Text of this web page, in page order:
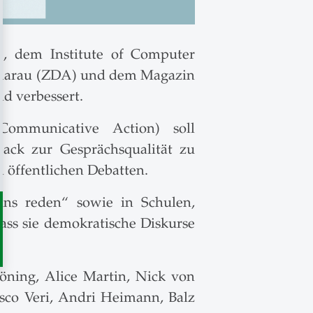
dem Institute of Computer
(ZDA) und dem Magazin
verbessert.
Action) soll
zur Gesprächsqualität zu
öffentlichen Debatten.
reden“ sowie in Schulen,
sie demokratische Diskurse
Alice Martin, Nick von
Veri, Andri Heimann, Balz